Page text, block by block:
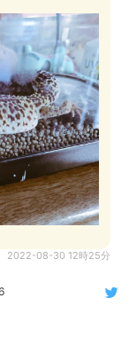
2022-08-30 12時25分